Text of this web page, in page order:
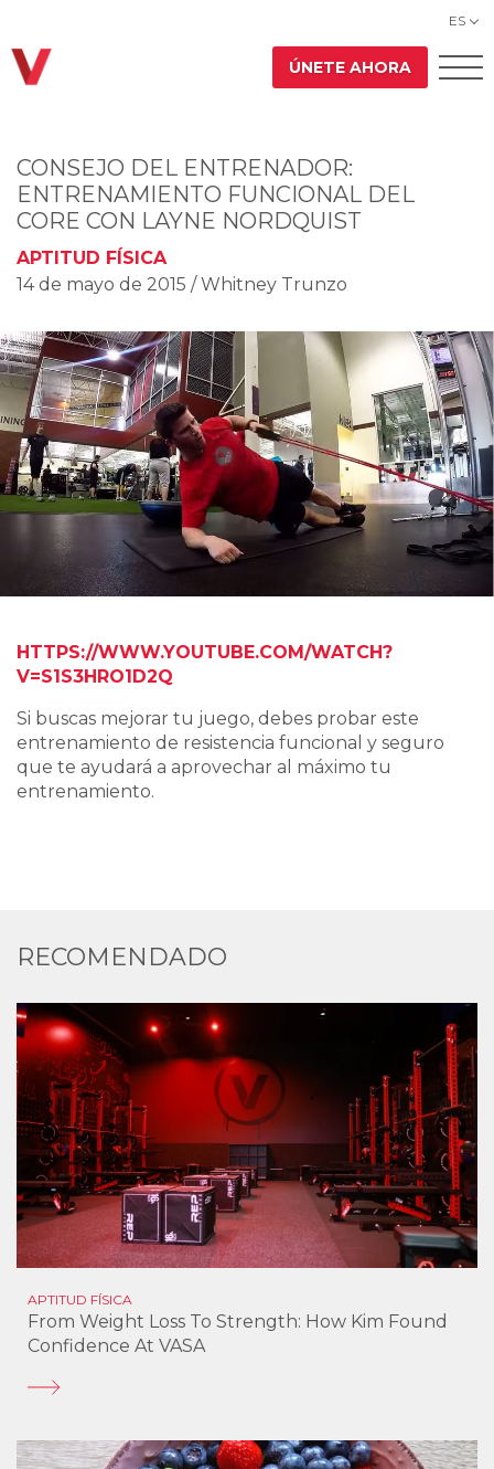
ES
ÚNETE AHORA
CONSEJO DEL ENTRENADOR:
ENTRENAMIENTO FUNCIONAL DEL
CORE CON LAYNE NORDQUIST
APTITUD FÍSICA
14 de mayo de 2015 / Whitney Trunzo
HTTPS://WWW.YOUTUBE.COM/WATCH?
V=S1S3HRO1D2Q
Si buscas mejorar tu juego, debes probar este
entrenamiento de resistencia funcional y seguro
que te ayudará a aprovechar al máximo tu
entrenamiento.
RECOMENDADO
APTITUD FÍSICA
From Weight Loss To Strength: How Kim Found
Confidence At VASA